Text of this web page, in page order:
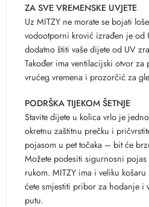
ZA SVE VREMENSKE UVJETE
Uz MITZY ne morate se bojati
vodootporni krović izrađen je od
dodatno štiti vaše dijete od UV
Također ima ventilacijski otvor za
vrućeg vremena i prozorčić za
PODRŠKA TIJEKOM ŠETNJE
Stavite dijete u kolica vrlo je
okretnu zaštitnu prečku i
pojasom u pet točaka – bit će
Možete podesiti sigurnosni
rukom. MITZY ima i veliku
ćete smjestiti pribor za hodanje i
putu.